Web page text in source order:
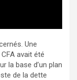
Une
avait été
la base d’un plan
de la dette